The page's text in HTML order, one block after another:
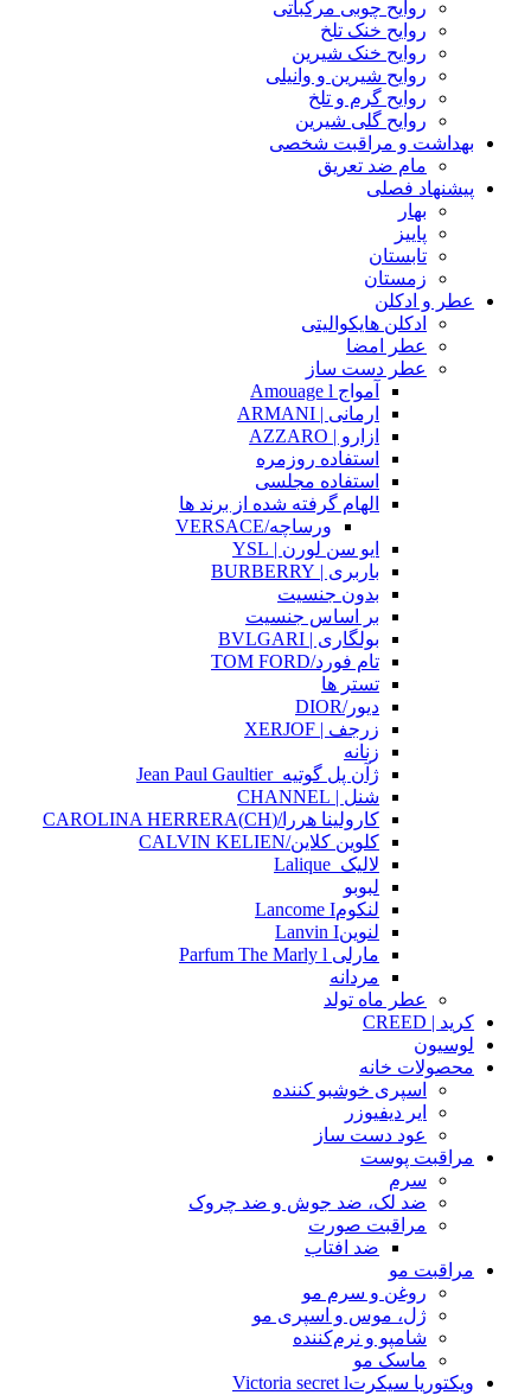
روایح چوبی مرکباتی
روایح خنک تلخ
روایح خنک شیرین
روایح شیرین و وانیلی
روایح گرم و تلخ
روایح گلی شیرین
بهداشت و مراقبت شخصی
مام ضد تعریق
پیشنهاد فصلی
بهار
پاییز
تابستان
زمستان
عطر و ادکلن
ادکلن هایکوالیتی
عطر امضا
عطر دست ساز
آمواج Amouage l
ارمانی | ARMANI
ازارو | AZZARO
استفاده روزمره
استفاده مجلسی
الهام گرفته شده از برند ها
ورساچه/VERSACE
ایو سن لورن | YSL
باربری | BURBERRY
بدون جنسیت
بر اساس جنسیت
بولگاری | BVLGARI
تام فورد/TOM FORD
تستر ها
دیور/DIOR
زرجف | XERJOF
زنانه
ژآن پل گوتیه_Jean Paul Gaultier
شنل | CHANNEL
کارولینا هررا/(CH)CAROLINA HERRERA
کلوین کلاین/CALVIN KELIEN
لالیک_Lalique
لبوبو
لنکومLancome I
لنوینLanvin I
مارلی Parfum The Marly l
مردانه
عطر ماه تولد
کرید | CREED
لوسیون
محصولات خانه
اسپری خوشبو کننده
ایر دیفیوزر
عود دست ساز
مراقبت پوست
سرم
ضد لک، ضد جوش و ضد چروک
مراقبت صورت
ضد افتاب
مراقبت مو
روغن و سرم مو
ژل، موس و اسپری مو
شامپو و نرم‌کننده
ماسک مو
ویکتوریا سیکرتVictoria secret l